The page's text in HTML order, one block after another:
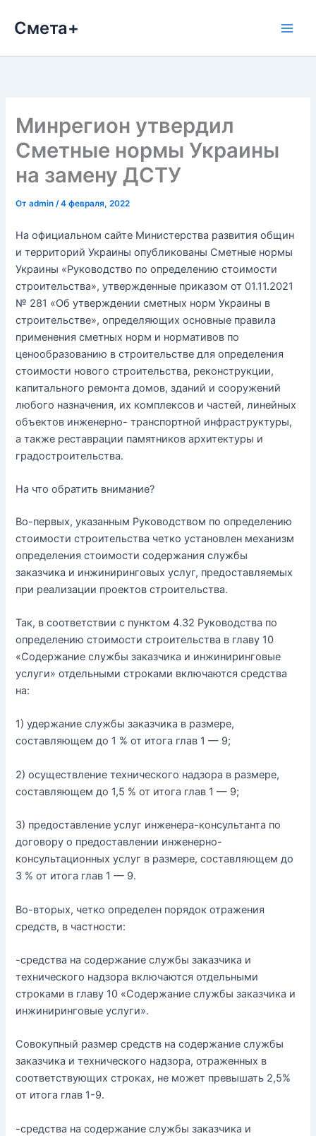
Смета+
Минрегион утвердил
Сметные нормы Украины
на замену ДСТУ
Отadmin/4 февраля, 2022
На официальном сайте Министерства развития общин
и территорий Украины опубликованы Сметные нормы
Украины «Руководство по определению стоимости
строительства», утвержденные приказом от 01.11.2021
№ 281 «Об утверждении сметных норм Украины в
строительстве», определяющих основные правила
применения сметных норм и нормативов по
ценообразованию в строительстве для определения
стоимости нового строительства, реконструкции,
капитального ремонта домов, зданий и сооружений
любого назначения, их комплексов и частей, линейных
объектов инженерно- транспортной инфраструктуры,
а также реставрации памятников архитектуры и
градостроительства.
На что обратить внимание?
Во-первых, указанным Руководством по определению
стоимости строительства четко установлен механизм
определения стоимости содержания службы
заказчика и инжиниринговых услуг, предоставляемых
при реализации проектов строительства.
Так, в соответствии с пунктом 4.32 Руководства по
определению стоимости строительства в главу 10
«Содержание службы заказчика и инжиниринговые
услуги» отдельными строками включаются средства
на:
1) удержание службы заказчика в размере,
составляющем до 1 % от итога глав 1 — 9;
2) осуществление технического надзора в размере,
составляющем до 1,5 % от итога глав 1 — 9;
3) предоставление услуг инженера-консультанта по
договору о предоставлении инженерно-
консультационных услуг в размере, составляющем до
3 % от итога глав 1 — 9.
Во-вторых, четко определен порядок отражения
средств, в частности:
-средства на содержание службы заказчика и
технического надзора включаются отдельными
строками в главу 10 «Содержание службы заказчика и
инжиниринговые услуги».
Совокупный размер средств на содержание службы
заказчика и технического надзора, отраженных в
соответствующих строках, не может превышать 2,5%
от итога глав 1-9.
-средства на содержание службы заказчика и